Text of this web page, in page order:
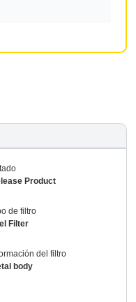
Product
de filtro
Filter
del filtro
body